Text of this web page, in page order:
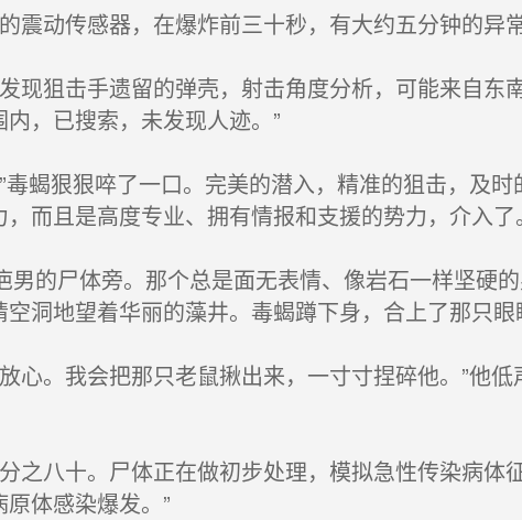
震动传感器，在爆炸前三十秒，有大约五分钟的异
现狙击手遗留的弹壳，射击角度分析，可能来自东
，已搜索，未发现人迹。”
狠狠啐了一口。完美的潜入，精准的狙击，及时
而且是高度专业、拥有情报和支援的势力，介入了。
的尸体旁。那个总是面无表情、像岩石一样坚硬
洞地望着华丽的藻井。毒蝎蹲下身，合上了那只眼
心。我会把那只老鼠揪出来，一寸寸捏碎他。”他
之八十。尸体正在做初步处理，模拟急性传染病体
体感染爆发。”